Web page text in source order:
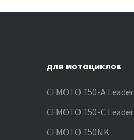
для мотоциклов
CFMOTO 150-A Leader
CFMOTO 150-C Leader
CFMOTO 150NK